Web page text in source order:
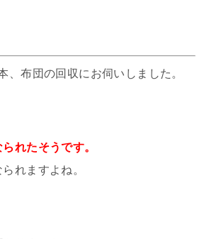
布団の回収にお伺いしました。
れたそうです。
れますよね。